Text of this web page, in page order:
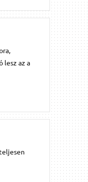
lesz az a